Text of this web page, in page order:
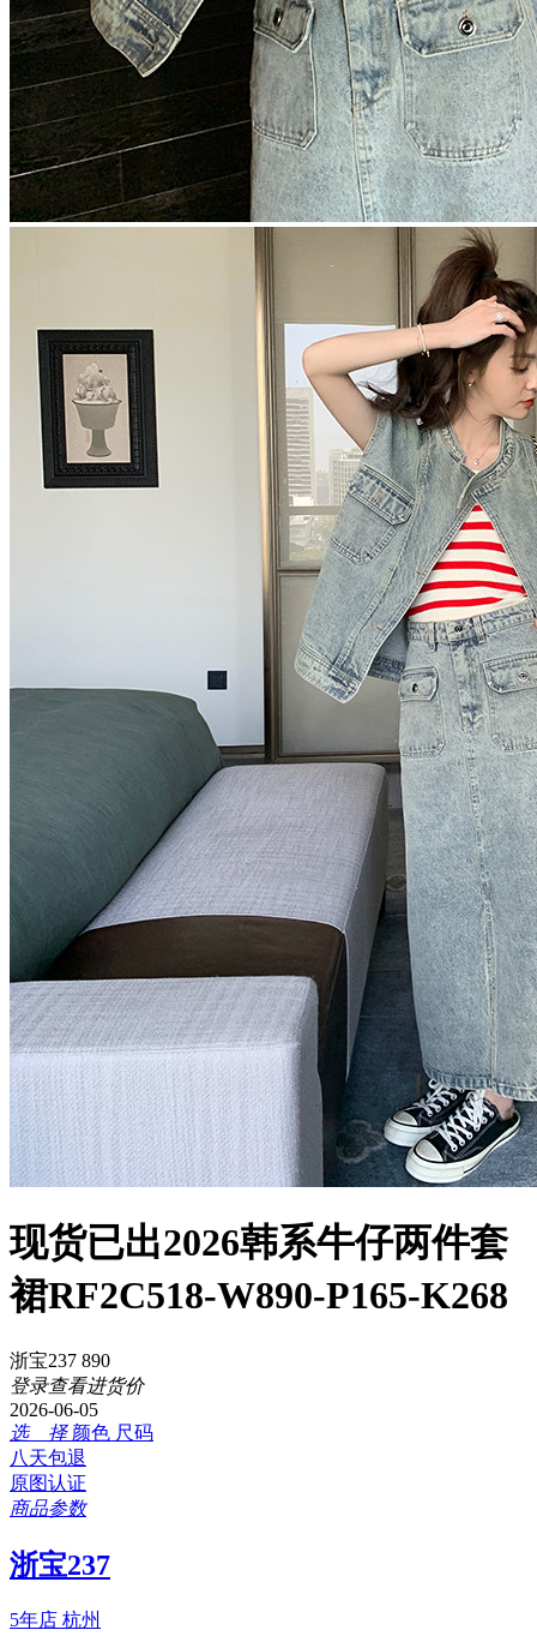
现货已出2026韩系牛仔两件套
裙RF2C518-W890-P165-K268
浙宝237 890
登录查看进货价
2026-06-05
选 择 颜色 尺码
八天包退
原图认证
商品参数
浙宝237
5年店 杭州